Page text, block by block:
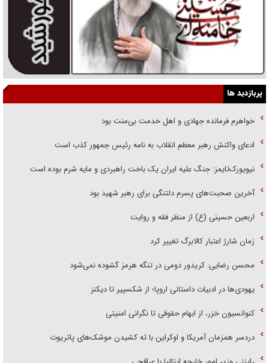
پربازدید ها
خواهرم فرمانده جهادی و اهل خدمت بی‌منت بود
ادعای واکنش رهبر معظم انقلاب به نامه رئیس جمهور کذب است
نیویورک‌تایمز: جنگ علیه ایران یک باخت راهبردی و مایه شرم بوده است
آخرین صحبت‌های پسرم دلتنگی برای رهبر شهید بود
اربعین حسینی (ع) از منظر فقه و روایت
زمان شارژ اعتبار کالابرگ تغییر کرد
محسن رضایی: کریدور دومی در تنگه هرمز گشوده نمی‌شود
یهودی‌ها در ادبیات داستانی اروپا؛ از شکسپیر تا دیکنز
کنوانسیون خزر، از ابهام حقوقی تا نگرانی امنیتی
دردسر همزمان آمریکا و اوکراین با ته کشیدن موشک‌های پاتریوت